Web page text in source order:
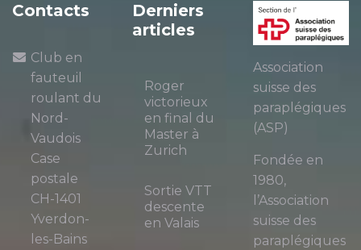
Contacts
Club en
fauteuil
roulant du
Nord-
Vaudois
Case
postale
CH-1401
Yverdon-
les-Bains
Derniers
articles
Roger
victorieux
en final du
Master à
Zurich
Sortie VTT
descente
en Valais
Association
suisse des
paraplégiques
(ASP)
Fondée en
1980,
l’Association
suisse des
paraplégiques